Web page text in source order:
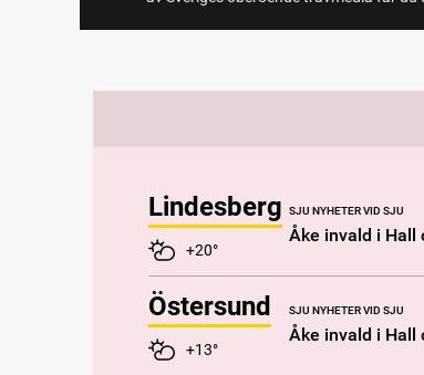
Lindesberg
+20°
SJU NYHETER VID SJU
Åke invald i Hall
Östersund
+13°
SJU NYHETER VID SJU
Åke invald i Hall